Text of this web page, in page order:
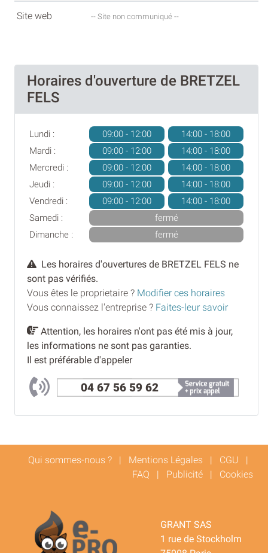
Site web -- Site non communiqué --
Horaires d'ouverture de BRETZEL
FELS
Lundi : 09:00 - 12:00
14:00 - 18:00
Mardi :
09:00 - 12:00
14:00 - 18:00
Mercredi :
09:00 - 12:00
14:00 - 18:00
Jeudi :
09:00 - 12:00
14:00 - 18:00
Vendredi :
09:00 - 12:00
14:00 - 18:00
Samedi :
fermé
Dimanche :
fermé
Les horaires d'ouvertures de BRETZEL FELS ne
sont pas vérifiés.
Vous êtes le proprietaire ? Modifier ces horaires
Vous connaissez l'entreprise ? Faites-leur savoir
Attention, les horaires n'ont pas été mis à jour,
les informations ne sont pas garanties.
Il est préférable d'appeler
04 67 56 59 62
Qui sommes-nous ? | Mentions Légales | CGU |
FAQ | Publicité | Cookies
GRANT SAS
1 rue de Stockholm